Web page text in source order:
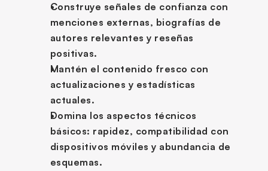
Construye señales de confianza con
menciones externas, biografías de
autores relevantes y reseñas
positivas.
Mantén el contenido fresco con
actualizaciones y estadísticas
actuales.
Domina los aspectos técnicos
básicos: rapidez, compatibilidad con
dispositivos móviles y abundancia de
esquemas.